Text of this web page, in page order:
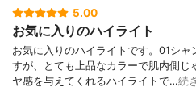
5.00
お気に入りのハイライト
お気に入りのハイライトです。01シ
すが、とても上品なカラーで肌内側じ
ヤ感を与えてくれるハイライトで…続